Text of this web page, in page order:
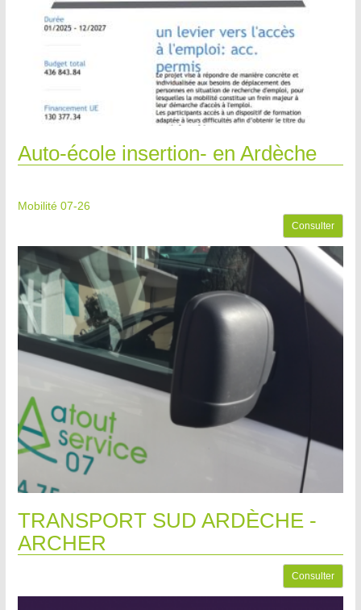
Auto-école insertion- en Ardèche
Mobilité 07-26
Consulter
TRANSPORT SUD ARDÈCHE -
ARCHER
Consulter